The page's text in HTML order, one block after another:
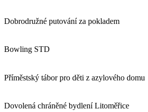
Dobrodružné putování za pokladem
Bowling STD
Příměstský tábor pro děti z azylového domu
Dovolená chráněné bydlení Litoměřice